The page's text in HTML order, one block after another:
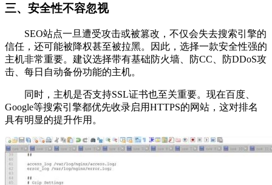
三、安全性不容忽视
SEO站点一旦遭受攻击或被篡改，不仅会失去搜索引擎的
信任，还可能被降权甚至被拉黑。因此，选择一款安全性强的
主机非常重要。建议选择带有基础防火墙、防CC、防DDoS攻
击、每日自动备份功能的主机。
同时，主机是否支持SSL证书也至关重要。现在百度、
Google等搜索引擎都优先收录启用HTTPS的网站，这对排名
具有明显的提升作用。